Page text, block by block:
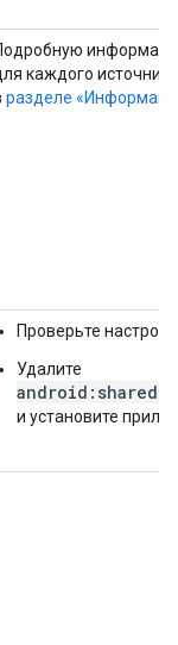
каждого
разделе
Проверьте
Удалите
и установите